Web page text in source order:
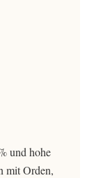
und hohe
mit Orden,